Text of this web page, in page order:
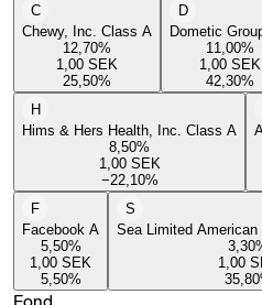
C
Chewy, Inc. Class A
12,70%
1,00 SEK
25,50%
D
Dometic
11,00%
1,00 SEK
42,30%
H
Hims & Hers Health, Inc. Class A
8,50%
1,00 SEK
−22,10%
F
Facebook A
5,50%
1,00 SEK
5,50%
S
Sea Limited
3,30
1,00
35,80